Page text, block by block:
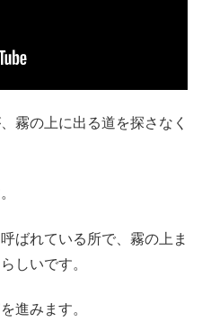
霧の上に出る道を探さなく
ばれている所で、霧の上ま
しいです。
進みます。